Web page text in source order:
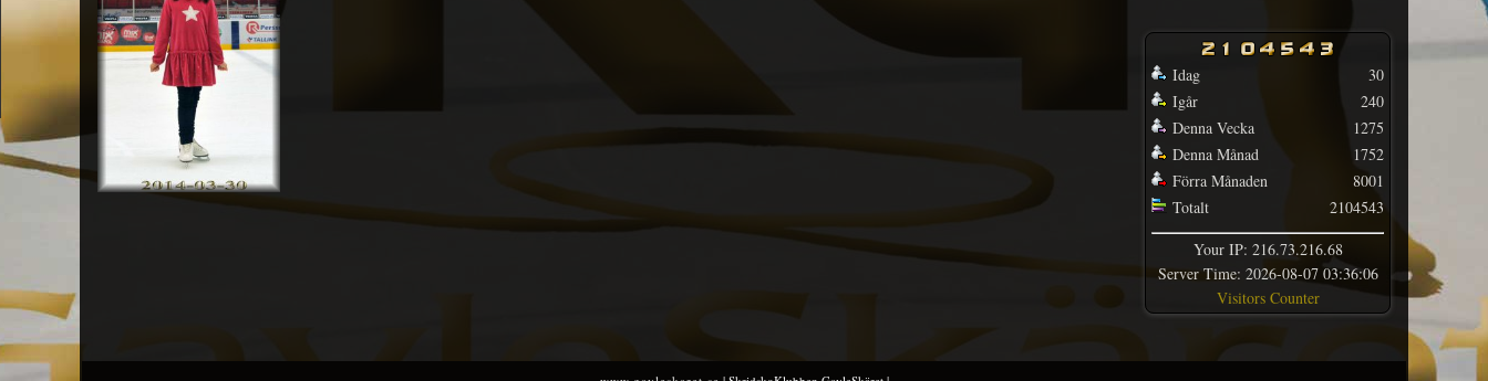
Idag
Igår
Denna Vecka
Denna Månad
Förra Månaden
Totalt
30
240
1275
1752
8001
2104543
Your IP: 216.73.216.68
Server Time: 2026-08-07 03:36:06
Visitors Counter